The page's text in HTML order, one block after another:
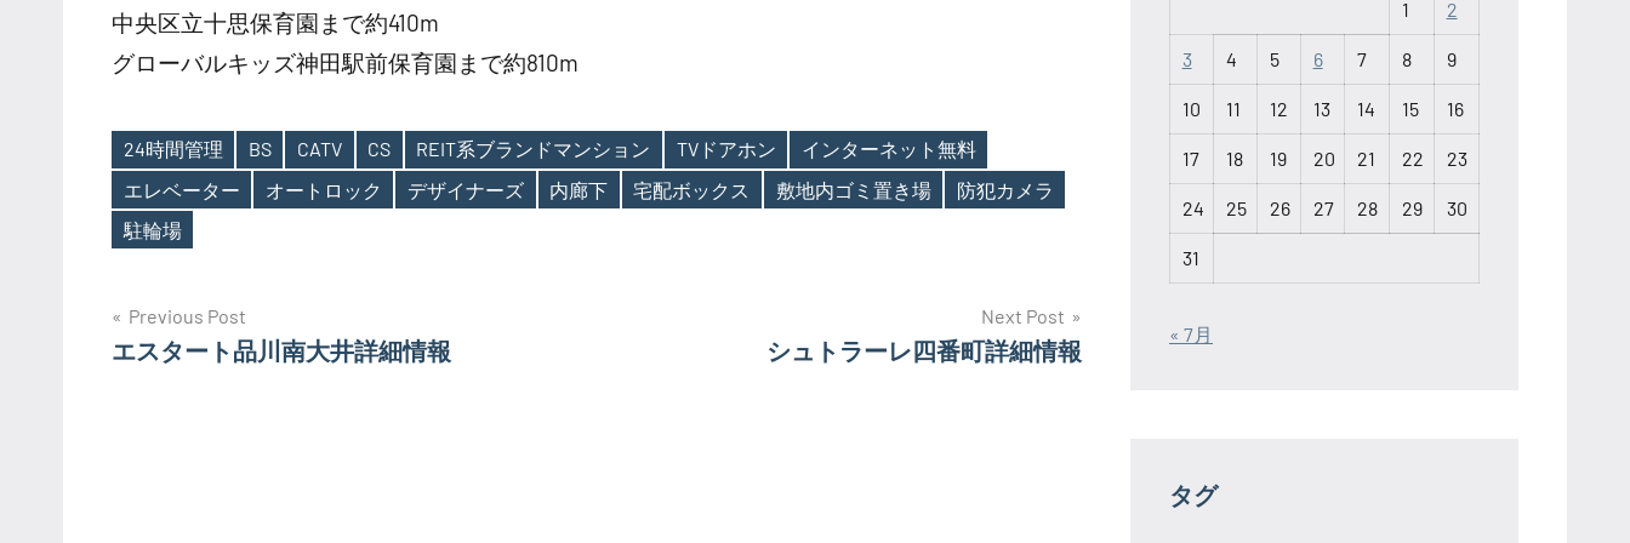
中央区立十思保育園まで約410m
グローバルキッズ神田駅前保育園まで約810m
Tags
24時間管理 BS CATV CS REIT系ブランドマンション TVドアホン
インターネット無料
エレベーター
オートロック デザイナーズ 内廊下 宅配ボックス 敷地内ゴミ置き場
防犯カメラ
駐輪場
投
稿
Previous Post
エスタート品川南大井詳細情報
Next Post
シュトラーレ四番町詳細情報
1 2
3 4 5 6 7 8 9
10 11 12 13 14 15 16
17 18 19 20 21 22 23
24 25 26 27 28 29 30
31
« 7月
タグ